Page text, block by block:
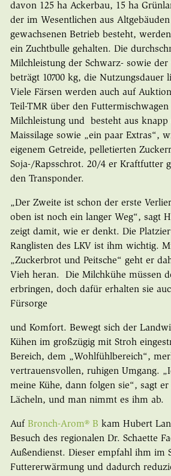
davon 125 ha Ackerbau, 15 ha
der im Wesentlichen aus
gewachsenen Betrieb besteht,
ein Zuchtbulle gehalten. Die
Milchleistung der Schwarz- sowie
beträgt 10700 kg, die Nutzungsdauer
Viele Färsen werden auch auf
Teil-TMR über den
Milchleistung und besteht aus knapp
Maissilage sowie „ein paar Extras“,
eigenem Getreide, pelletierten
Soja-/Rapsschrot. 20/4 er Kraftfutter
den Transponder.
„Der Zweite ist schon der erste
oben ist noch ein langer Weg“, sagt
zeigt damit, wie er denkt. Die
Ranglisten des LKV ist ihm wichtig.
„Zuckerbrot und Peitsche“ geht er
Vieh heran. Die Milchkühe müssen
erbringen, doch dafür erhalten sie
Fürsorge
und Komfort. Bewegt sich der
Kühen im großzügig mit Stroh
Bereich, dem „Wohlfühlbereich“,
vertrauensvollen, ruhigen Umgang.
meine Kühe, dann folgen sie“, sagt
Lächeln, und man nimmt es ihm ab.
Auf Bronch-Arom® B kam Hubert
Besuch des regionalen Dr. Schaette
Außendienst. Dieser empfahl ihm im
Futtererwärmung und dadurch